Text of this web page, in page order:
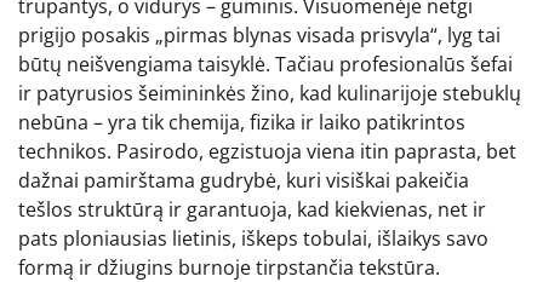
trupantys, o vidurys – guminis. Visuomenėje netgi
prigijo posakis „pirmas blynas visada prisvyla“, lyg tai
būtų neišvengiama taisyklė. Tačiau profesionalūs šefai
ir patyrusios šeimininkės žino, kad kulinarijoje stebuklų
nebūna – yra tik chemija, fizika ir laiko patikrintos
technikos. Pasirodo, egzistuoja viena itin paprasta, bet
dažnai pamirštama gudrybė, kuri visiškai pakeičia
tešlos struktūrą ir garantuoja, kad kiekvienas, net ir
pats ploniausias lietinis, iškeps tobulai, išlaikys savo
formą ir džiugins burnoje tirpstančia tekstūra.